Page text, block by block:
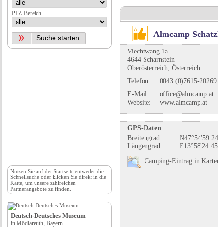
Almcamp
Viechtwang 1a
4644 Scharnstein
Oberösterreich, Österreich
Telefon:
0043 (0)7615-20269
E-Mail:
office@almcamp.at
Website:
www.almcamp.at
GPS-Daten
Breitengrad:
N47°54'59.24
Längengrad:
E13°58'24.45
Camping-Eintrag in
PLZ-Bereich
Nutzen Sie auf der Startseite entweder die
Schnellsuche oder klicken Sie direkt in die
Karte, um unsere zahlreichen
Partnerangebote zu finden.
Deutsch-Deutsches Museum
in Mödlareuth, Bayern